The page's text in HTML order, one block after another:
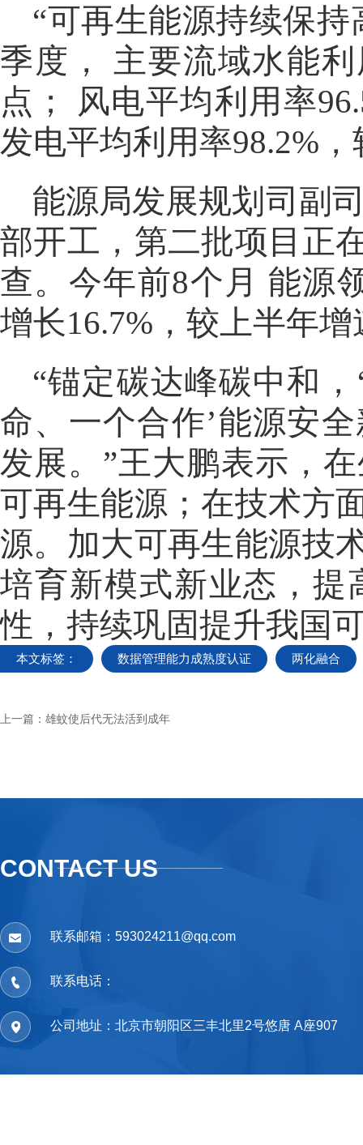
“可再生能源持续保
季度， 主要流域水能
点； 风电平均利用率
发电平均利用率98.2%
能源局发展规划司副
部开工，第二批项目正
查。今年前8个月 能源
增长16.7%，较上半年
“锚定碳达峰碳中和
命、一个合作’能源安
发展。”王大鹏表示，
可再生能源；在技术方
源。加大可再生能源技
培育新模式新业态，提
性，持续巩固提升我国
本文标签： 数据管理能力成熟度认证 两化融合
上一篇： 雄蚊使后代无法活到成年
CONTACT US
联系邮箱：593024211@qq.com
联系电话：
公司地址：北京市朝阳区三丰北里2号悠唐 A座907